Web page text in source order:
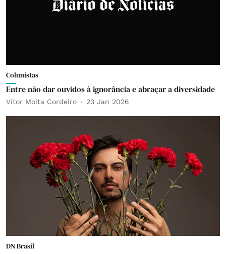
Colunistas
Entre não dar ouvidos à ignorância e abraçar a diversidade
Vítor Moita Cordeiro 23 Jan 2026
DN Brasil